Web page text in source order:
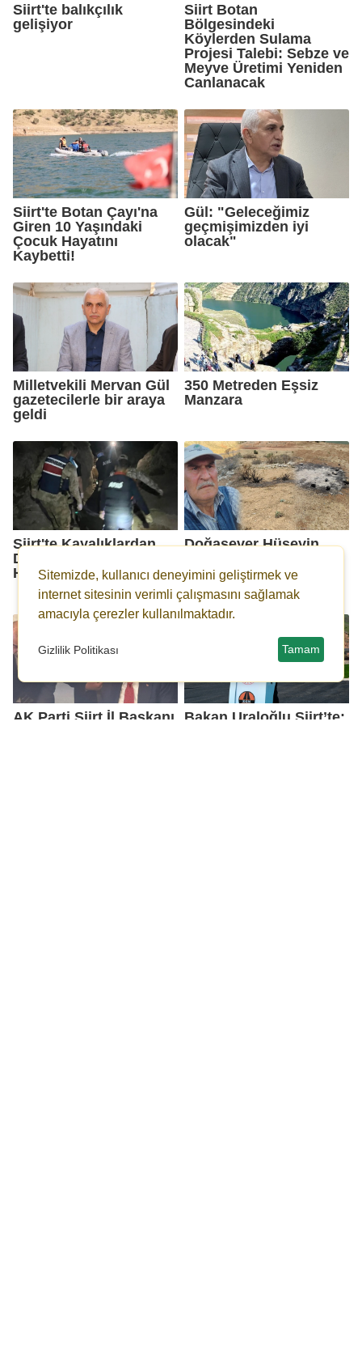
Siirt'te balıkçılık
gelişiyor
Siirt Botan
Bölgesindeki
Köylerden Sulama
Projesi Talebi: Sebze ve
Meyve Üretimi Yeniden
Canlanacak
Siirt'te Botan Çayı'na
Giren 10 Yaşındaki
Çocuk Hayatını
Kaybetti!
Gül: "Geleceğimiz
geçmişimizden iyi
olacak"
Milletvekili Mervan Gül
gazetecilerle bir araya
geldi
350 Metreden Eşsiz
Manzara
Siirt'te Kayalıklardan
Düşen Yaşlı Adam
Hayatını Kaybetti
Doğasever Hüseyin
"Ateşi söndürmeden
gitmeyin" uyarısı
AK Parti Siirt İl Başkanı
Bakan Uraloğlu Siirt’te:
Sitemizde, kullanıcı deneyimini geliştirmek ve
internet sitesinin verimli çalışmasını sağlamak
amacıyla çerezler kullanılmaktadır.
Gizlilik Politikası Tamam